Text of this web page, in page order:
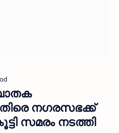
നഗരസഭക്ക്
സമരം നടത്തി